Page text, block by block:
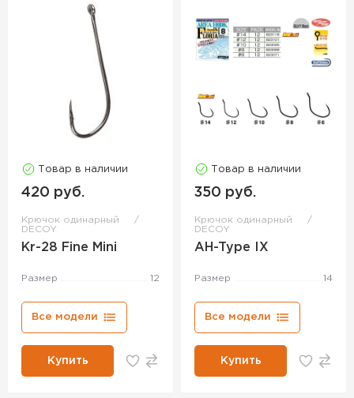
Товар в наличии
420 руб.
Крючок одинарный
DECOY
Kr-28 Fine Mini
Размер 12
Все модели
Купить
Товар в наличии
350 руб.
Крючок одинарный
DECOY
AH-Type IX
Размер 14
Все модели
Купить